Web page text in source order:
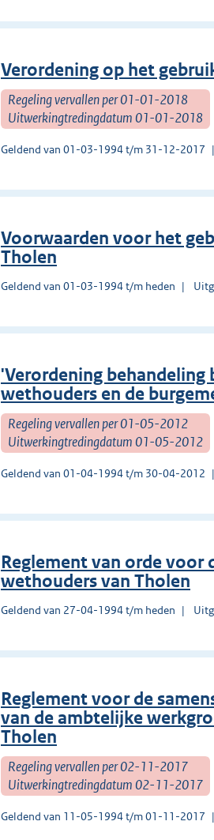
Verordening op het
Regeling vervallen per 01-01-2018
Uitwerkingtredingdatum 01-01-2018
Geldend van 01-03-1994 t/m 31-12-2017
Voorwaarden voor het
Tholen
Geldend van 01-03-1994 t/m heden
'Verordening behandeling
wethouders en de
Regeling vervallen per 01-05-2012
Uitwerkingtredingdatum 01-05-2012
Geldend van 01-04-1994 t/m 30-04-2012
Reglement van orde voor
wethouders van Tholen
Geldend van 27-04-1994 t/m heden
Reglement voor de
van de ambtelijke
Tholen
Regeling vervallen per 02-11-2017
Uitwerkingtredingdatum 02-11-2017
Geldend van 11-05-1994 t/m 01-11-2017